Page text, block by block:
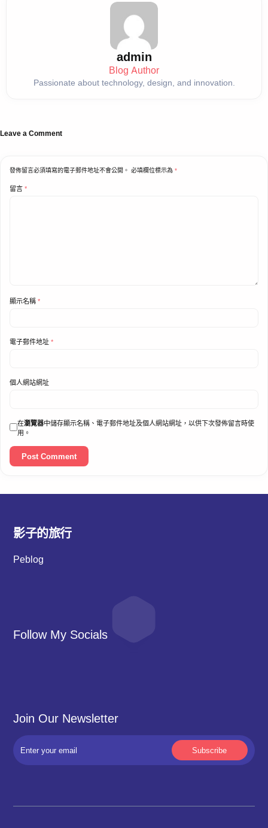
admin
Blog Author
Passionate about technology, design, and innovation.
Leave a Comment
發佈留言必須填寫的電子郵件地址不會公開。 必填欄位標示為 *
留言 *
顯示名稱 *
電子郵件地址 *
個人網站網址
在瀏覽器中儲存顯示名稱、電子郵件地址及個人網站網址，以供下次發佈留言時使
用。
影子的旅行
Peblog
Follow My Socials
Join Our Newsletter